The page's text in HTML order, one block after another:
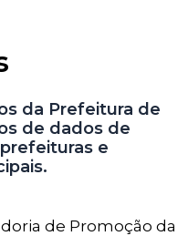
da Prefeitura de
de dados de
e
de Promoção da